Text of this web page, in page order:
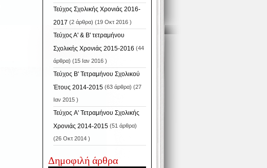
Τεύχος Σχολικής Χρονιάς 2016-
2017 (2 άρθρα) (19 Οκτ 2016 )
Τεύχος Α' & Β' τετραμήνου
Σχολικής Χρονιάς 2015-2016 (44
άρθρα) (15 Ιαν 2016 )
Τεύχος Β' Τετραμήνου Σχολικού
Έτους 2014-2015(63 άρθρα) (27
Ιαν 2015 )
Τεύχος A' Τετραμήνου Σχολικής
Χρονιάς 2014-2015(51 άρθρα)
(26 Οκτ 2014 )
Δημοφιλή άρθρα